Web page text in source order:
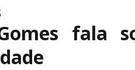
fala